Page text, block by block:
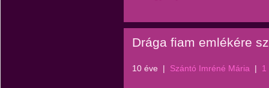
Drága fiam emlékére
10 éve | Szántó Imréné Mária | 1